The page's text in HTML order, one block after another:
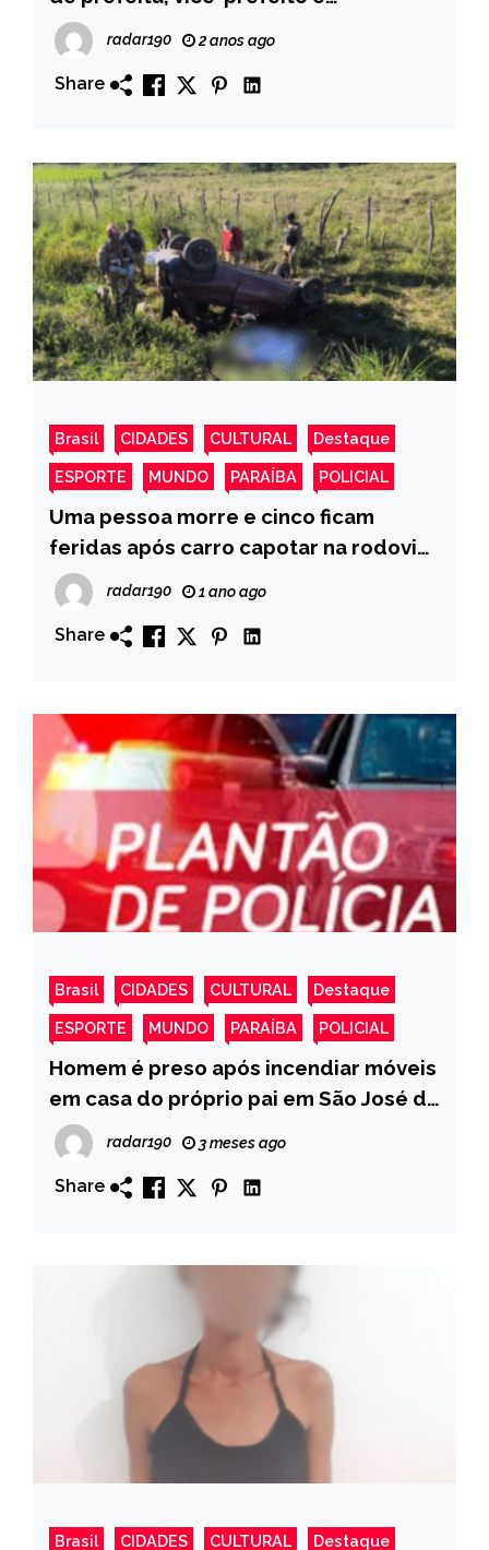
vereadores é realizada em Monte
Horebe, nesta quinta-feira (12)
radar190 2 anos ago
Share
Brasil CIDADES CULTURAL Destaque
ESPORTE MUNDO PARAÍBA POLICIAL
Uma pessoa morre e cinco ficam
feridas após carro capotar na rodovia
entre Monte Horebe e Bonito de Santa
Fé
radar190 1 ano ago
Share
Brasil CIDADES CULTURAL Destaque
ESPORTE MUNDO PARAÍBA POLICIAL
Homem é preso após incendiar móveis
em casa do próprio pai em São José de
Piranhas
radar190 3 meses ago
Share
Brasil CIDADES CULTURAL Destaque